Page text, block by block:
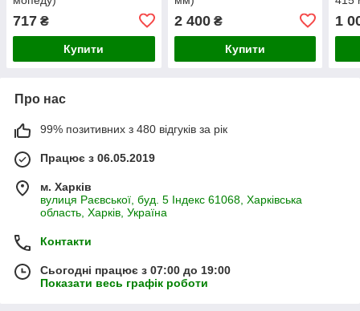
717 ₴
Купити
2 400₴
Купити
1
Про нас
99% позитивних з 480 відгуків за рік
Працює з 06.05.2019
м. Харків
вулиця Раєвської, буд. 5 Індекс 61068, Харківська
область, Харків, Україна
Контакти
Сьогодні працює з 07:00 до 19:00
Показати весь графік роботи